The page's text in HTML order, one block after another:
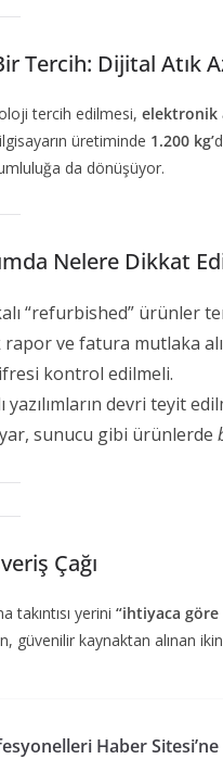
Tercih: Dijital Atık
tercih edilmesi, elektronik
üretiminde 1.200 kg’
da dönüşüyor.
Nelere Dikkat
“refurbished” ürünler
ve fatura mutlaka
kontrol edilmeli.
yazılımların devri teyit
sunucu gibi ürünlerde
Çağı
takıntısı yerini “ihtiyaca göre
güvenilir kaynaktan alınan
Haber